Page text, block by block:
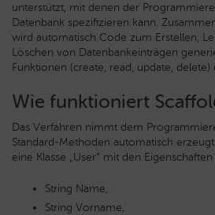
unterstützt, mit denen der
Datenbank spezifizieren kann.
wird automatisch Code zum Erstellen,
Löschen von Datenbankeinträgen
Funktionen (create, read, update,
Wie funktioniert
Das Verfahren nimmt dem
Standard-Methoden automatisch
eine Klasse „User“ mit den Eigenschaften
String Name,
String Vorname,